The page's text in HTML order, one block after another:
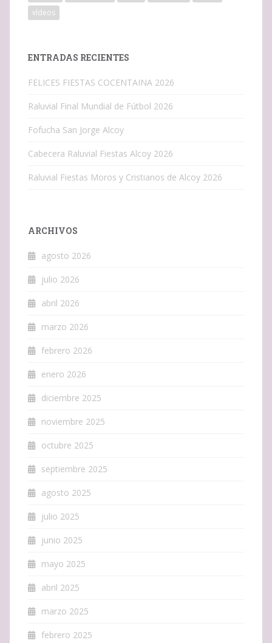
vídeos
ENTRADAS RECIENTES
FELICES FIESTAS COCENTAINA 2026
Raluvial Final Mundial de Fútbol 2026
Fofucha San Jorge Alcoy
Cabecera Raluvial Fiestas Alcoy 2026
Raluvial Fiestas Moros y Cristianos de Alcoy 2026
ARCHIVOS
agosto 2026
julio 2026
abril 2026
marzo 2026
febrero 2026
enero 2026
diciembre 2025
noviembre 2025
octubre 2025
septiembre 2025
agosto 2025
julio 2025
junio 2025
mayo 2025
abril 2025
marzo 2025
febrero 2025